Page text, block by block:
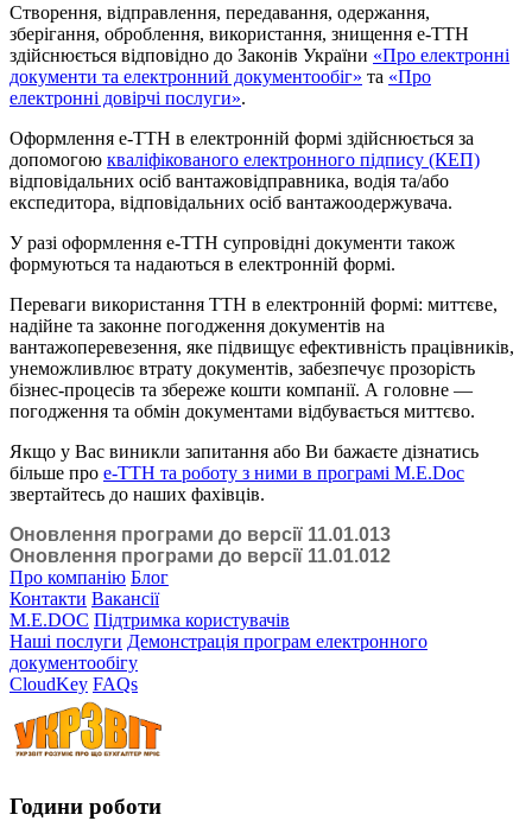
Створення, відправлення, передавання, одержання,
зберігання, оброблення, використання, знищення е-ТТН
здійснюється відповідно до Законів України «Про електронні
документи та електронний документообіг» та «Про
електронні довірчі послуги».
Оформлення е-ТТН в електронній формі здійснюється за
допомогою кваліфікованого електронного підпису (КЕП)
відповідальних осіб вантажовідправника, водія та/або
експедитора, відповідальних осіб вантажоодержувача.
У разі оформлення е-ТТН супровідні документи також
формуються та надаються в електронній формі.
Переваги використання ТТН в електронній формі: миттєве,
надійне та законне погодження документів на
вантажоперевезення, яке підвищує ефективність працівників,
унеможливлює втрату документів, забезпечує прозорість
бізнес-процесів та збереже кошти компанії. А головне —
погодження та обмін документами відбувається миттєво.
Якщо у Вас виникли запитання або Ви бажаєте дізнатись
більше про е-ТТН та роботу з ними в програмі M.E.Doc
звертайтесь до наших фахівців.
Оновлення програми до версії 11.01.013
Оновлення програми до версії 11.01.012
Про компанію Блог
Контакти Вакансії
M.E.DOC Підтримка користувачів
Наші послуги Демонстрація програм електронного
документообігу
CloudKey FAQs
Години роботи